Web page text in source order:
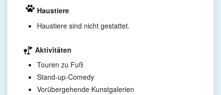
Haustiere
Haustiere sind nicht gestattet.
Aktivitäten
Touren zu Fuß
Stand-up-Comedy
Vorübergehende Kunstgalerien